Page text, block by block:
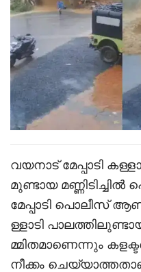
വയനാട് മേപ്പാടി
മുണ്ടായ
മേപ്പാടി പൊലീസ്
ള്ളാടി
മ്മിതമാണെന്നും
നീക്കം